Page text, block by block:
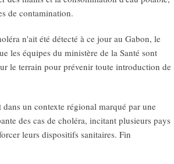
de contamination.
n'ait été détecté à ce jour au Gabon, le
les équipes du ministère de la Santé sont
le terrain pour prévenir toute introduction de
dans un contexte régional marqué par une
des cas de choléra, incitant plusieurs pays
leurs dispositifs sanitaires. Fin